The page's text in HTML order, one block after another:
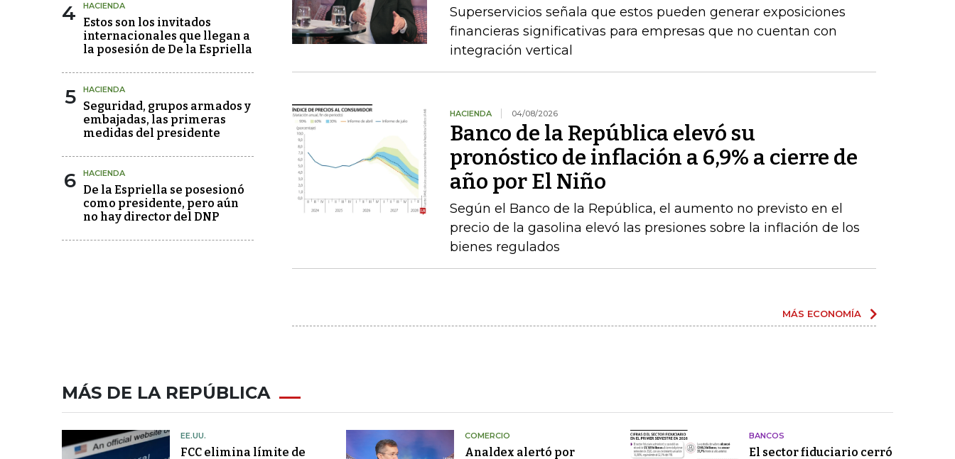
4 HACIENDA
Estos son los invitados
internacionales que llegan a
la posesión de De la Espriella
5 HACIENDA
Seguridad, grupos armados y
embajadas, las primeras
medidas del presidente
6 HACIENDA
De la Espriella se posesionó
como presidente, pero aún
no hay director del DNP
Superservicios señala que estos pueden generar exposiciones
financieras significativas para empresas que no cuentan con
integración vertical
HACIENDA 04/08/2026
Banco de la República elevó su
pronóstico de inflación a 6,9% a cierre de
año por El Niño
Según el Banco de la República, el aumento no previsto en el
precio de la gasolina elevó las presiones sobre la inflación de los
bienes regulados
MÁS ECONOMÍA
MÁS DE LA REPÚBLICA
EE.UU.
FCC elimina límite de
COMERCIO
Analdex alertó por
BANCOS
El sector fiduciario cerró